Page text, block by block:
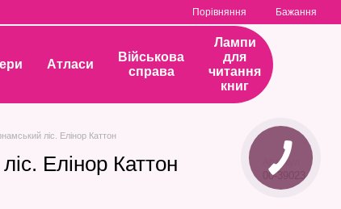
Порівняння Бажання
Атласи
Військова
справа
Лампи
для
читання
книг
ліс. Елінор Каттон
Елінор Каттон Артикул
00-39023